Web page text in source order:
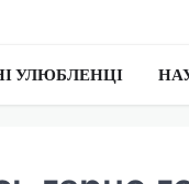
УЛЮБЛЕНЦІ